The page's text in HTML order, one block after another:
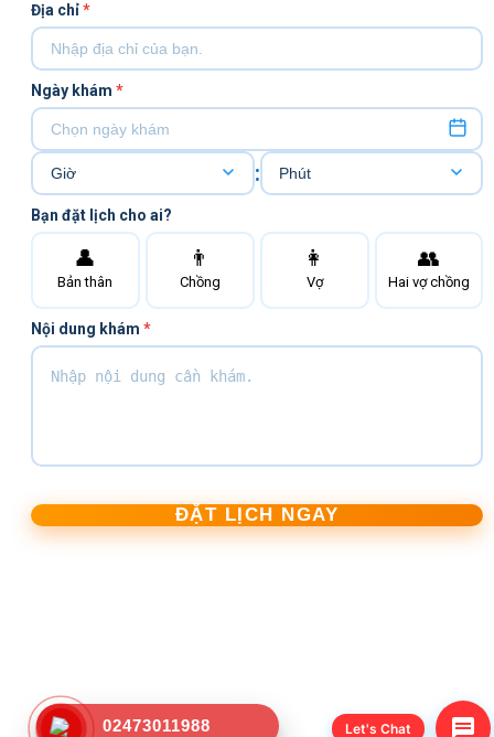
02473011988
Địa chỉ*
Ngày khám *
:
Bạn đặt lịch cho ai?
👤
Bản thân
👨
Chồng
👩
Vợ
👥
Hai vợ chồng
Nội dung khám *
ĐẶT LỊCH NGAY
Let's Chat